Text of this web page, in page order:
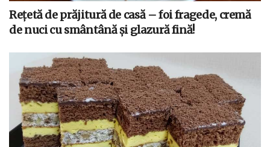
Rețetă de prăjitură de casă – foi fragede, cremă
de nuci cu smântână și glazură fină!